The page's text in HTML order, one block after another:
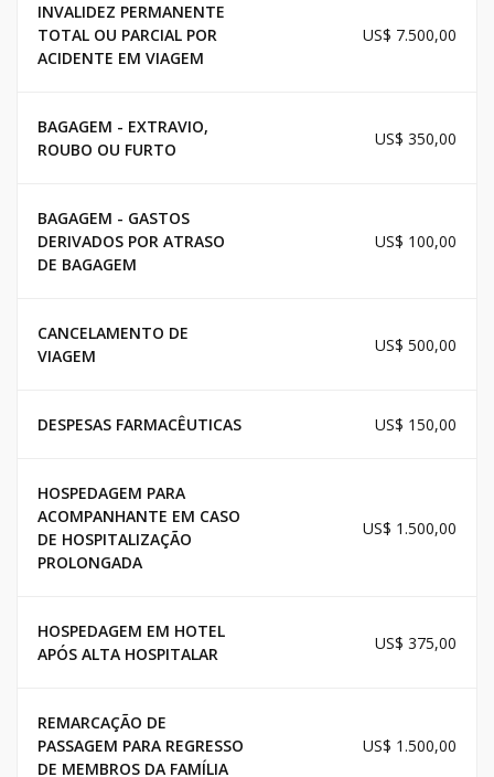
INVALIDEZ PERMANENTE
TOTAL OU PARCIAL POR
ACIDENTE EM VIAGEM
US$ 7.500,00
BAGAGEM - EXTRAVIO,
ROUBO OU FURTO
US$ 350,00
BAGAGEM - GASTOS
DERIVADOS POR ATRASO
DE BAGAGEM
US$ 100,00
CANCELAMENTO DE
VIAGEM
US$ 500,00
DESPESAS FARMACÊUTICAS US$ 150,00
HOSPEDAGEM PARA
ACOMPANHANTE EM CASO
DE HOSPITALIZAÇÃO
PROLONGADA
US$ 1.500,00
HOSPEDAGEM EM HOTEL
APÓS ALTA HOSPITALAR
US$ 375,00
REMARCAÇÃO DE
PASSAGEM PARA REGRESSO
DE MEMBROS DA FAMÍLIA
US$ 1.500,00